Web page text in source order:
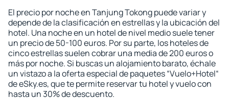
El precio por noche en Tanjung Tokong puede variar y
depende de la clasificación en estrellas y la ubicación del
hotel. Una noche en un hotel de nivel medio suele tener
un precio de 50-100 euros. Por su parte, los hoteles de
cinco estrellas suelen cobrar una media de 200 euros o
más por noche. Si buscas un alojamiento barato, échale
un vistazo a la oferta especial de paquetes “Vuelo+Hotel“
de eSky.es, que te permite reservar tu hotel y vuelo con
hasta un 30% de descuento.